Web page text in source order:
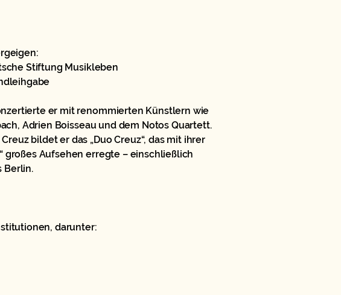
Stiftung Musikleben
er mit renommierten Künstlern wie
Adrien Boisseau und dem Notos Quartett.
bildet er das „Duo Creuz“, das mit ihrer
großes Aufsehen erregte – einschließlich
Berlin.
darunter: